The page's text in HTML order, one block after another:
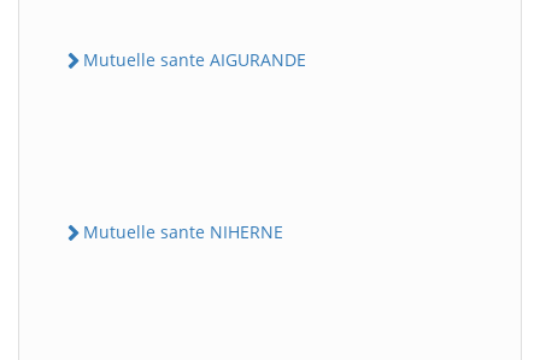
Mutuelle sante AIGURANDE
Mutuelle sante NIHERNE